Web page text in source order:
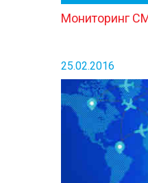
Мониторинг
25.02.2016